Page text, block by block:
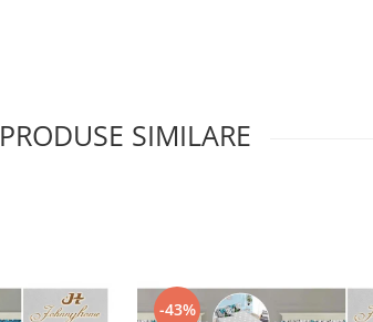
PRODUSE SIMILARE
-43%